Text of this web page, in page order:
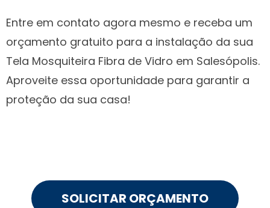
Entre em contato agora mesmo e receba um
orçamento gratuito para a instalação da sua
Tela Mosquiteira Fibra de Vidro em Salesópolis.
Aproveite essa oportunidade para garantir a
proteção da sua casa!
SOLICITAR ORÇAMENTO